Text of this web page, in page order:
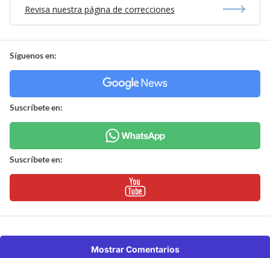
Revisa nuestra página de correcciones
Síguenos en:
Suscríbete en:
Suscríbete en:
Mostrar Comentarios